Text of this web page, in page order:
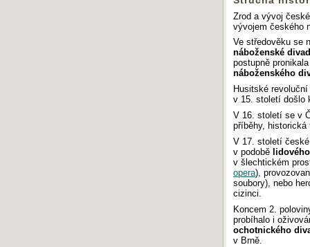
Zrod a vývoj
vývojem českého
Ve středověku se
náboženské
postupně
náboženského
Husitské
v 15. století došlo
V 16. století se v
příběhy, historická
V 17. století
v podobě
v šlechtickém
opera),
soubory), nebo
cizinci.
Koncem 2.
probíhalo i
ochotnického
v Brně.